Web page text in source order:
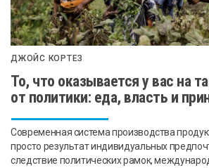
ДЖОЙС КОРТЕЗ
То, что оказывается у вас на
от политики: еда, власть и
Современная система производства
просто результат индивидуальных
следствие политических рамок,